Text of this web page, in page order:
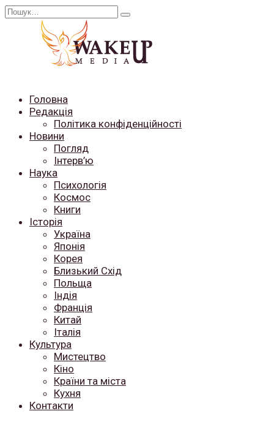
Перейти
Search
Головна
Редакція
Політика конфіденційності
Новини
Погляд
Інтерв’ю
Наука
Психологія
Космос
Книги
Історія
Україна
Японія
Корея
Близький Схід
Польща
Індія
Франція
Китай
Італія
Культура
Мистецтво
Кіно
Країни та міста
Кухня
Контакти